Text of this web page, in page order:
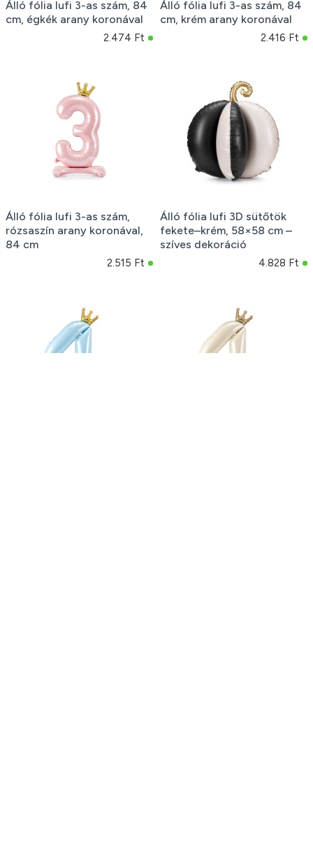
Álló fólia lufi 3-as szám, 84
cm, égkék arany koronával
2.474 Ft
Álló fólia lufi 3-as szám, 84
cm, krém arany koronával
2.416 Ft
Álló fólia lufi 3-as szám,
rózsaszín arany koronával,
84 cm
2.515 Ft
Álló fólia lufi 3D sütőtök
fekete–krém, 58×58 cm –
szíves dekoráció
4.828 Ft